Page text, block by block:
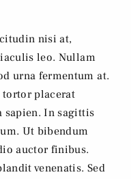
nisi at,
leo. Nullam
urna fermentum at.
tortor placerat
sapien. In sagittis
Ut bibendum
auctor finibus.
venenatis. Sed